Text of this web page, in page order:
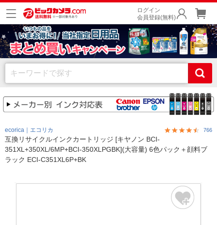
ログイン
会員登録(無料)
ecorica｜エコリカ 766
互換リサイクルインクカートリッジ [キヤノン BCI-
351XL+350XL/6MP+BCI-350XLPGBK](大容量) 6色パック＋顔料ブ
ラック ECI-C351XL6P+BK